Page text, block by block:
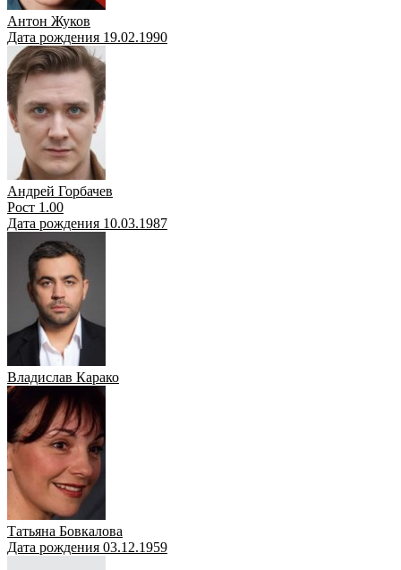
Антон Жуков
Дата рождения 19.02.1990
Андрей Горбачев
Рост 1.00
Дата рождения 10.03.1987
Владислав Карако
Татьяна Бовкалова
Дата рождения 03.12.1959